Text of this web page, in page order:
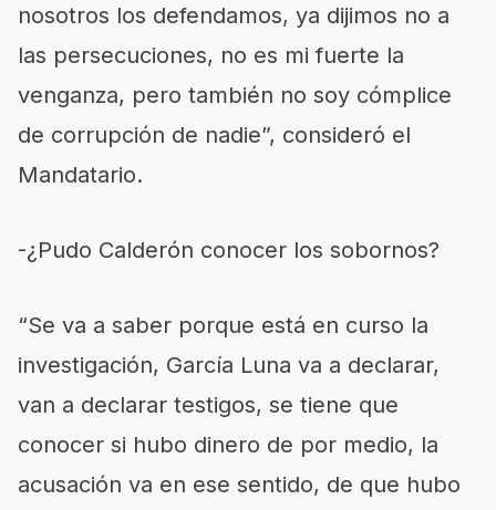
nosotros los defendamos, ya dijimos no a
las persecuciones, no es mi fuerte la
venganza, pero también no soy cómplice
de corrupción de nadie”, consideró el
Mandatario.
-¿Pudo Calderón conocer los sobornos?
“Se va a saber porque está en curso la
investigación, García Luna va a declarar,
van a declarar testigos, se tiene que
conocer si hubo dinero de por medio, la
acusación va en ese sentido, de que hubo